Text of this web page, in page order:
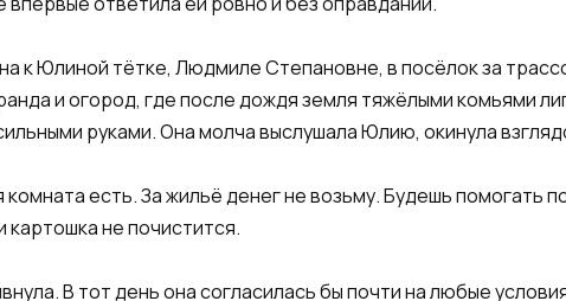
к Юлиной тётке, Людмиле Степановне, в посёлок за
и огород, где после дождя земля тяжёлыми комьями
руками. Она молча выслушала Юлию, окинула
есть. За жильё денег не возьму. Будешь помогать
картошка не почистится.
В тот день она согласилась бы почти на любые